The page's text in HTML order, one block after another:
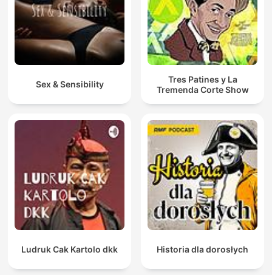
Sex & Sensibility
Tres Patines y La
Tremenda Corte Show
Ludruk Cak Kartolo dkk Historia dla dorosłych